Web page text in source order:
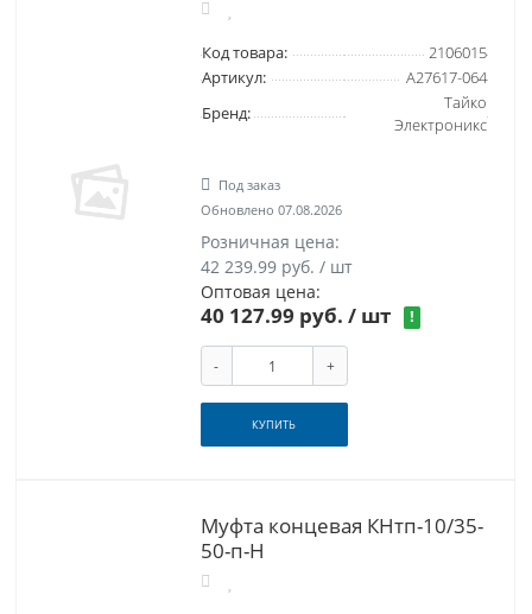
Код товара:
2106015
Артикул:
A27617-064
Бренд:
Тайко
Электроникс
Под заказ
Обновлено 07.08.2026
Розничная цена:
42 239.99 руб. / шт
Оптовая цена:
40 127.99 руб. / шт !
- +
КУПИТЬ
Муфта концевая КНтп-10/35-
50-п-Н